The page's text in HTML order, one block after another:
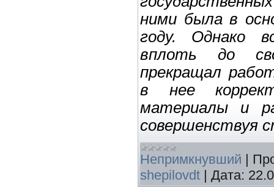
ними была в
году. Однако
вплоть до
прекращал
в нее
материалы и
совершенствуя
Непримкнувший |
shepilovdt | Дата: